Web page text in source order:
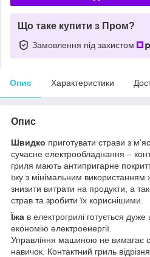
Що таке купити з Пром?
Замовлення під захистом
Опис Характеристики
Опис
Швидко приготувати страви з
сучасне електрообладнання –
гриля мають антипригарне
їжу з мінімальним використанням
знизити витрати на продукти, а
страв та зробити їх кориснішими.
Їжа в електрогрилі готується
економію електроенергії.
Управління машиною не вимагає
навичок. Контактний гриль